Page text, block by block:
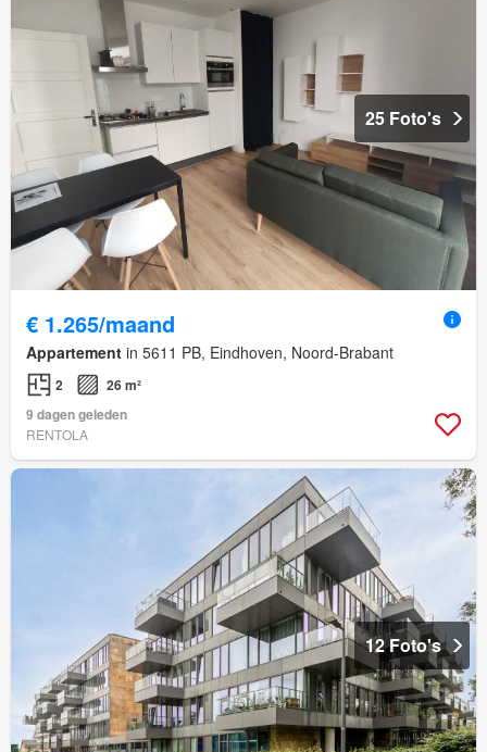
25 Foto's
€ 1.265/maand
Appartement in 5611 PB, Eindhoven, Noord-Brabant
2
26 m²
9 dagen geleden
RENTOLA
12 Foto's